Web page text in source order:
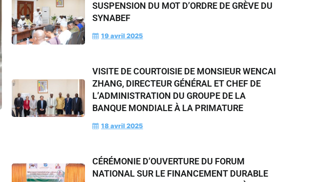
19 avril 2025
SUSPENSION DU MOT D’ORDRE DE GRÈVE DU
SYNABEF
18 avril 2025
VISITE DE COURTOISIE DE MONSIEUR WENCAI
ZHANG, DIRECTEUR GÉNÉRAL ET CHEF DE
L’ADMINISTRATION DU GROUPE DE LA
BANQUE MONDIALE À LA PRIMATURE
CÉRÉMONIE D’OUVERTURE DU FORUM
NATIONAL SUR LE FINANCEMENT DURABLE